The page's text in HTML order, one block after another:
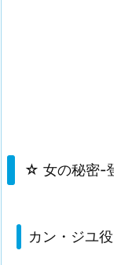
☆ 女の秘密-
カン・ジユ